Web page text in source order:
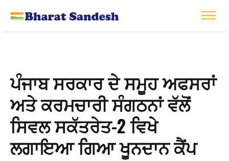
ਪੰਜਾਬ ਸਰਕਾਰ ਦੇ ਸਮੂਹ ਅਫਸਰਾਂ
ਅਤੇ ਕਰਮਚਾਰੀ ਸੰਗਠਨਾਂ ਵੱਲੋਂ
ਸਿਵਲ ਸਕੱਤਰੇਤ-2 ਵਿਖੇ
ਲਗਾਇਆ ਗਿਆ ਖੂਨਦਾਨ ਕੈਂਪ